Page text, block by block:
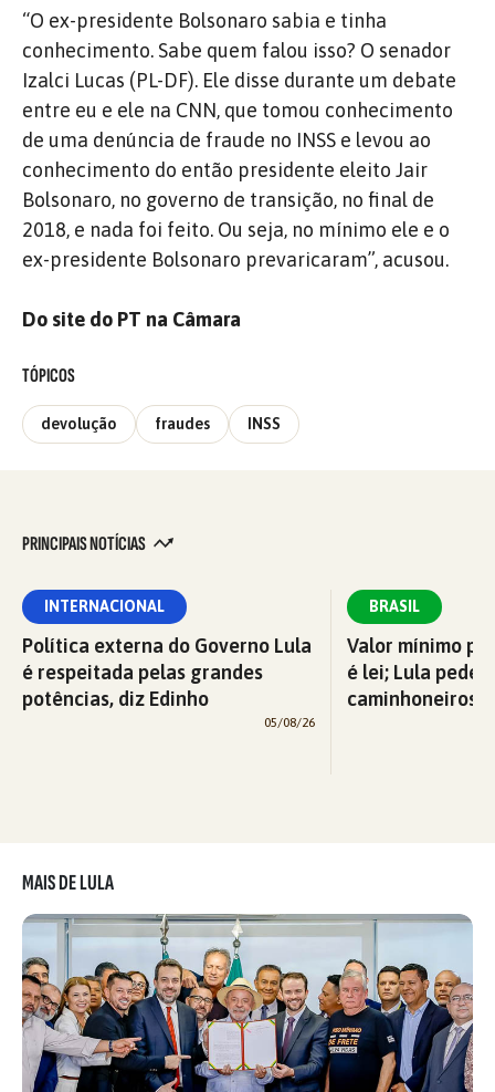
“O ex-presidente Bolsonaro sabia e tinha
conhecimento. Sabe quem falou isso? O senador
Izalci Lucas (PL-DF). Ele disse durante um debate
entre eu e ele na CNN, que tomou conhecimento
de uma denúncia de fraude no INSS e levou ao
conhecimento do então presidente eleito Jair
Bolsonaro, no governo de transição, no final de
2018, e nada foi feito. Ou seja, no mínimo ele e o
ex-presidente Bolsonaro prevaricaram”, acusou.
Do site do PT na Câmara
TÓPICOS
devolução fraudes INSS
PRINCIPAIS NOTÍCIAS
INTERNACIONAL
Política externa do Governo Lula
é respeitada pelas grandes
potências, diz Edinho
05/08/26
BRASIL
Valor mínimo
é lei; Lula pede
caminhoneiros
MAIS DE LULA